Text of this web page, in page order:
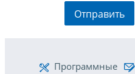
Отправить
Программные